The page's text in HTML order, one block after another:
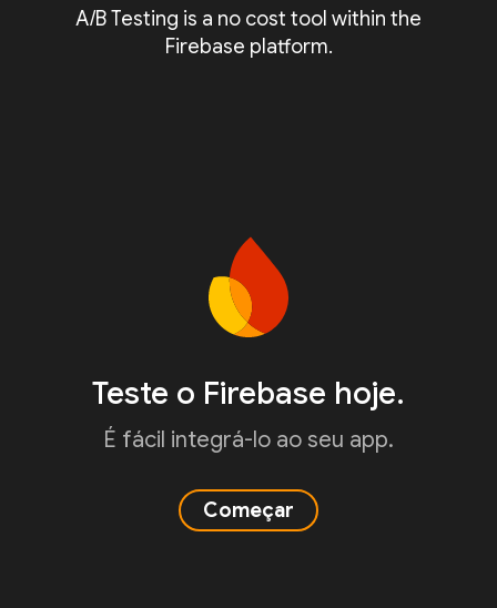
A/B Testing is a no cost tool within the
Firebase platform.
Teste o Firebase hoje.
É fácil integrá-lo ao seu app.
Começar